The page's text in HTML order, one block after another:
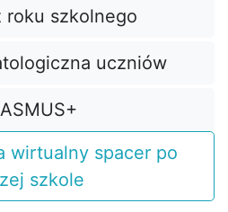
roku szkolnego
uczniów
wirtualny spacer po
szkole